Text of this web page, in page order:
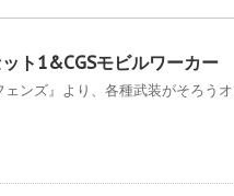
ト1&CGSモビルワーカー
ェンズ』より、各種武装がそろう